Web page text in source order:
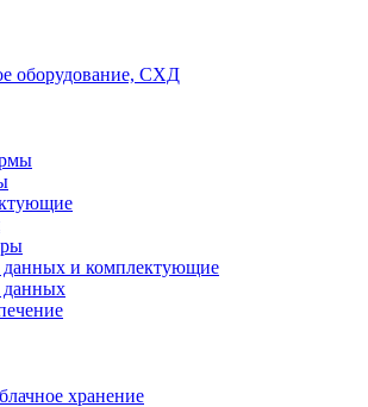
оборудование, СХД
и комплектующие
данных
хранение